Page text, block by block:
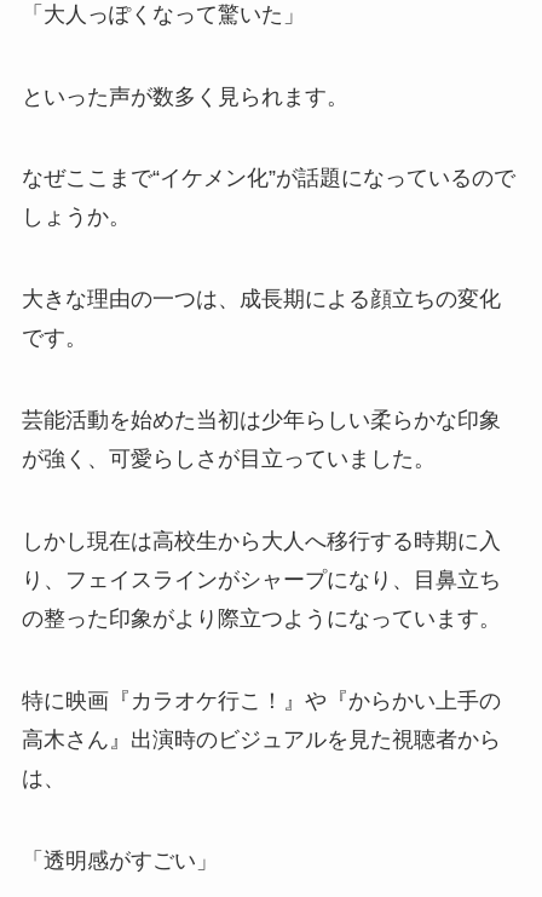
「大人っぽくなって驚いた」
といった声が数多く見られます。
なぜここまで“イケメン化”が話題になっているので
しょうか。
大きな理由の一つは、成長期による顔立ちの変化
です。
芸能活動を始めた当初は少年らしい柔らかな印象
が強く、可愛らしさが目立っていました。
しかし現在は高校生から大人へ移行する時期に入
り、フェイスラインがシャープになり、目鼻立ち
の整った印象がより際立つようになっています。
特に映画『カラオケ行こ！』や『からかい上手の
高木さん』出演時のビジュアルを見た視聴者から
は、
「透明感がすごい」